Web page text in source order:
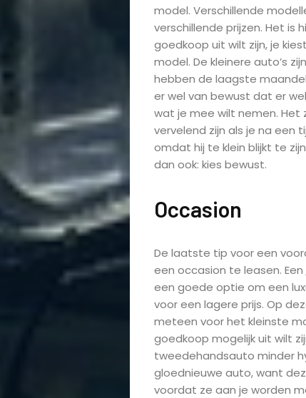
Home
Tips
Vrouwen
Wonen
Zakelijk
model. Verschillende
verschillende prijzen. Het is
goedkoop uit wilt zijn, je
model. De kleinere auto’s
hebben de laagste
er wel van bewust dat er
wat je mee wilt nemen. Het
vervelend zijn als je na een
omdat hij te klein blijkt te
dan ook: kies bewust.
Occasion
De laatste tip voor een
een occasion te leasen. Een
een goede optie om een
voor een lagere prijs. Op
meteen voor het kleinste
goedkoop mogelijk uit wilt
tweedehandsauto minder
gloednieuwe auto, want
voordat ze aan je worden